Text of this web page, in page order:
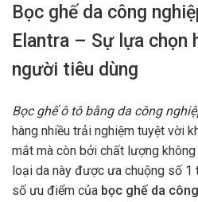
Bọc ghế da công
Elantra – Sự lựa chọn
người tiêu dùng
Bọc ghế ô tô bằng da công
hàng nhiều trải nghiệm tuyệt vời
mắt mà còn bởi chất lượng
loại da này được ưa chuộng số 1
số ưu điểm của bọc ghế da